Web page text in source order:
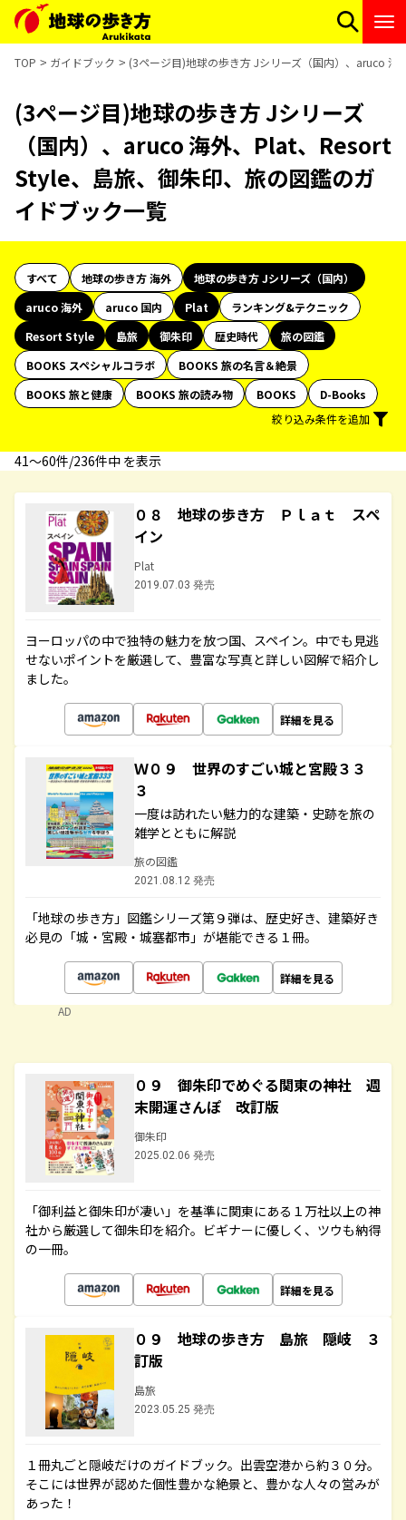
TOP ガイドブック (3ページ目)地球の歩き方 Jシリーズ（国内）、aruco
(3ページ目)地球の歩き方 Jシリーズ
（国内）、aruco 海外、Plat、Resort
Style、島旅、御朱印、旅の図鑑のガ
イドブック一覧
すべて 地球の歩き方 海外
地球の歩き方 Jシリーズ（国内）
aruco 海外
aruco 国内 Plat
ランキング&テクニック
Resort Style
島旅 御朱印 歴史時代
旅の図鑑
BOOKS スペシャルコラボ
BOOKS 旅の名言＆絶景
BOOKS 旅と健康
BOOKS 旅の読み物 BOOKS
D-Books
絞り込み条件を追加
41〜60件/236件中 を表示
０８ 地球の歩き方 Ｐｌａｔ スペ
イン
Plat
2019.07.03 発売
ヨーロッパの中で独特の魅力を放つ国、スペイン。中でも見逃
せないポイントを厳選して、豊富な写真と詳しい図解で紹介し
ました。
詳細を見る
Ｗ０９ 世界のすごい城と宮殿３３
３
一度は訪れたい魅力的な建築・史跡を旅の
雑学とともに解説
旅の図鑑
2021.08.12 発売
「地球の歩き方」図鑑シリーズ第９弾は、歴史好き、建築好き
必見の「城・宮殿・城塞都市」が堪能できる１冊。
詳細を見る
AD
０９ 御朱印でめぐる関東の神社 週
末開運さんぽ 改訂版
御朱印
2025.02.06 発売
「御利益と御朱印が凄い」を基準に関東にある１万社以上の神
社から厳選して御朱印を紹介。ビギナーに優しく、ツウも納得
の一冊。
詳細を見る
０９ 地球の歩き方 島旅 隠岐 ３
訂版
島旅
2023.05.25 発売
１冊丸ごと隠岐だけのガイドブック。出雲空港から約３０分。
そこには世界が認めた個性豊かな絶景と、豊かな人々の営みが
あった！